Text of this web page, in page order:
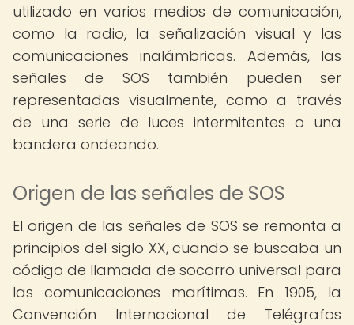
utilizado en varios medios de comunicación,
como la radio, la señalización visual y las
comunicaciones inalámbricas. Además, las
señales de SOS también pueden ser
representadas visualmente, como a través
de una serie de luces intermitentes o una
bandera ondeando.
Origen de las señales de SOS
El origen de las señales de SOS se remonta a
principios del siglo XX, cuando se buscaba un
código de llamada de socorro universal para
las comunicaciones marítimas. En 1905, la
Convención Internacional de Telégrafos